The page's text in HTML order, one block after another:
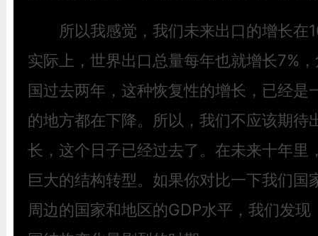
所以我感觉，我们未来出口的增长在
实际上，世界出口总量每年也就增长7%
国过去两年，这种恢复性的增长，已经是
的地方都在下降。所以，我们不应该期待
长，这个日子已经过去了。在未来十年里
巨大的结构转型。如果你对比一下我们国
周边的国家和地区的GDP水平，我们发